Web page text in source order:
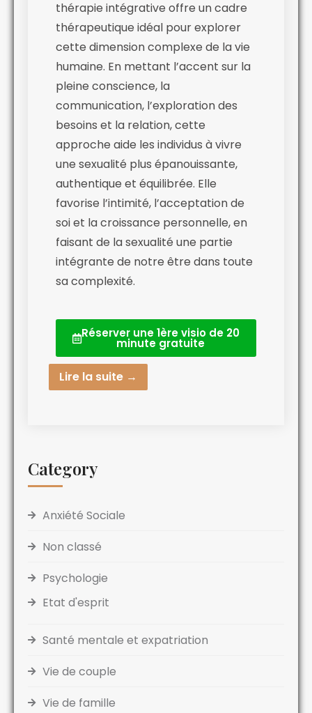
thérapie intégrative offre un cadre
thérapeutique idéal pour explorer
cette dimension complexe de la vie
humaine. En mettant l’accent sur la
pleine conscience, la
communication, l’exploration des
besoins et la relation, cette
approche aide les individus à vivre
une sexualité plus épanouissante,
authentique et équilibrée. Elle
favorise l’intimité, l’acceptation de
soi et la croissance personnelle, en
faisant de la sexualité une partie
intégrante de notre être dans toute
sa complexité.
Réserver une 1ère visio de 20
minute gratuite
Lire la suite →
Category
Anxiété Sociale
Non classé
Psychologie
Etat d'esprit
Santé mentale et expatriation
Vie de couple
Vie de famille